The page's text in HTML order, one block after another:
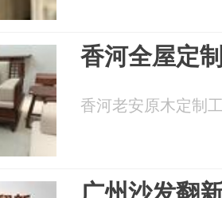
香河全屋定
香河老安原木定制
广州沙发翻